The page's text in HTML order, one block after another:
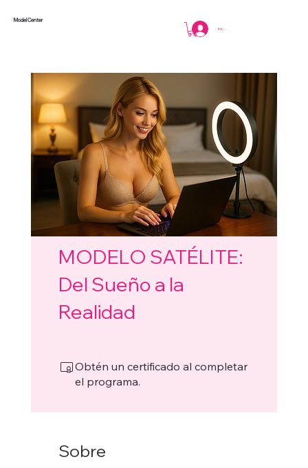
Iniciar sesión
Model Center
MODELO SATÉLITE:
Del Sueño a la
Realidad
Obtén un certificado al completar
el programa.
Sobre